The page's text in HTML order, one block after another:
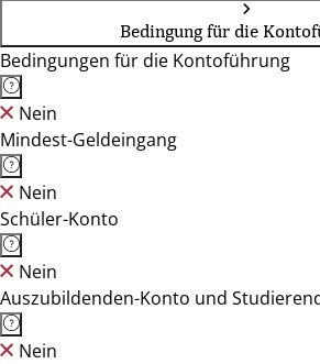
Bedingung für die
Bedingungen für die Kontoführung
Nein
Mindest-Geldeingang
Nein
Schüler-Konto
Nein
Auszubildenden-Konto und
Nein